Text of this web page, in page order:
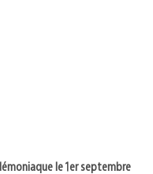
le 1er septembre